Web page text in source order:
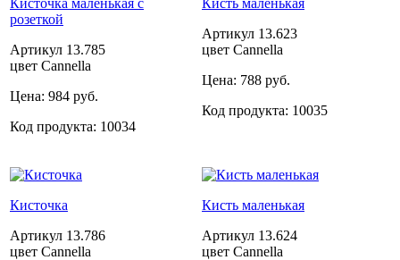
розеткой
Артикул 13.785
цвет Cannella
Цена: 984 руб.
Код продукта: 10034
Артикул 13.623
цвет Cannella
Цена: 788 руб.
Код продукта: 10035
Кисточка
Артикул 13.786
цвет Cannella
Кисть маленькая
Артикул 13.624
цвет Cannella